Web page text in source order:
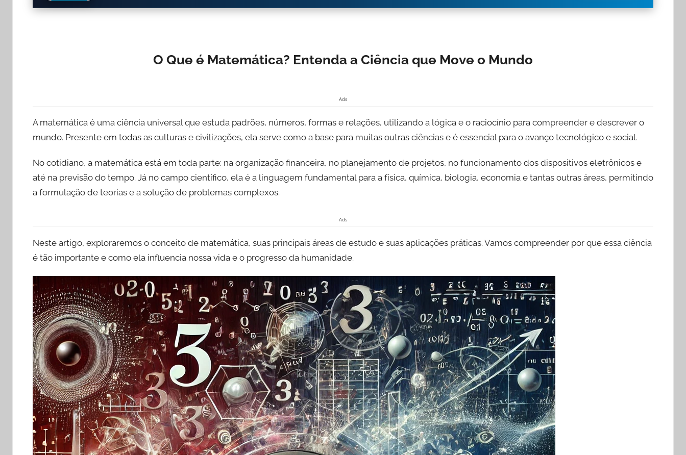
O Que é Matemática? Entenda a Ciência que Move o Mundo
Ads
A matemática é uma ciência universal que estuda padrões, números, formas e relações, utilizando a lógica e o raciocínio para compreender e descrever o
mundo. Presente em todas as culturas e civilizações, ela serve como a base para muitas outras ciências e é essencial para o avanço tecnológico e social.
No cotidiano, a matemática está em toda parte: na organização financeira, no planejamento de projetos, no funcionamento dos dispositivos eletrônicos e
até na previsão do tempo. Já no campo científico, ela é a linguagem fundamental para a física, química, biologia, economia e tantas outras áreas, permitindo
a formulação de teorias e a solução de problemas complexos.
Ads
Neste artigo, exploraremos o conceito de matemática, suas principais áreas de estudo e suas aplicações práticas. Vamos compreender por que essa ciência
é tão importante e como ela influencia nossa vida e o progresso da humanidade.